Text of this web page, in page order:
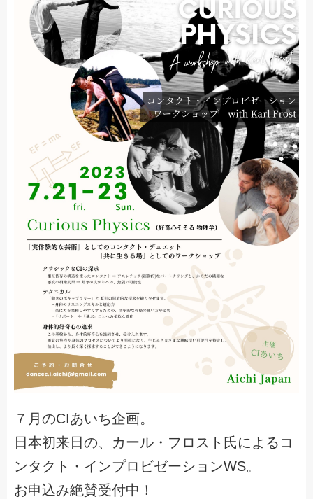
７月のCIあいち企画。
日本初来日の、カール・フロスト氏によるコ
ンタクト・インプロビゼーションWS。
お申込み絶賛受付中！